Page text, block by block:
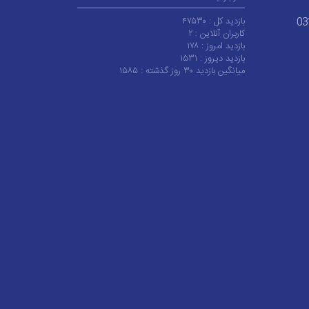
بازدید کل : ۴۷۵۳۰
کاربران آنلاین :۲
بازدید امروز : ۱۷۸
بازدید دیروز : ۱۵۳۱
میانگین بازدید ۳۰ روز گذشته :
۱۵۸۵